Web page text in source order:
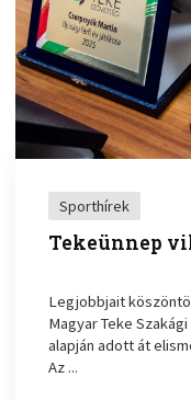
Sporthírek
Tekeünnep
Legjobbjait
Magyar Teke
alapján adott át
Az ...